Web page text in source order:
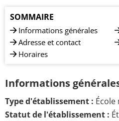
SOMMAIRE
Informations générales
Adresse et contact
Horaires
Informations
Type d'établissement :
Statut de l'établissement :